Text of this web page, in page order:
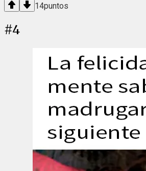
14puntos
#4